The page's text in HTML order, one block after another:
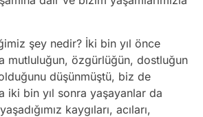
şey nedir? İki bin yıl önce
mutluluğun, özgürlüğün, dostluğun
düşünmüştü, biz de
iki bin yıl sonra yaşayanlar da
kaygıları, acıları,